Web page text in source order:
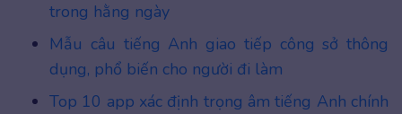
trong hằng ngày
Mẫu câu tiếng Anh giao tiếp công sở thông
dụng, phổ biến cho người đi làm
Top 10 app xác định trọng âm tiếng Anh chính